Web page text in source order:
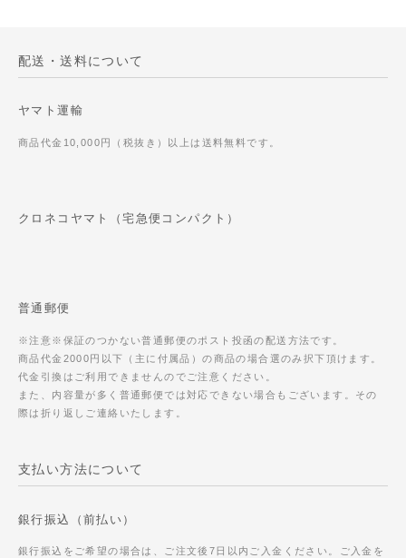
配送・送料について
ヤマト運輸
商品代金10,000円（税抜き）以上は送料無料です。
クロネコヤマト（宅急便コンパクト）
普通郵便
※注意※保証のつかない普通郵便のポスト投函の配送方法です。
商品代金2000円以下（主に付属品）の商品の場合選のみ択下頂けます。
代金引換はご利用できませんのでご注意ください。
また、内容量が多く普通郵便では対応できない場合もございます。その
際は折り返しご連絡いたします。
支払い方法について
銀行振込（前払い）
銀行振込をご希望の場合は、ご注文後7日以内ご入金ください。ご入金を